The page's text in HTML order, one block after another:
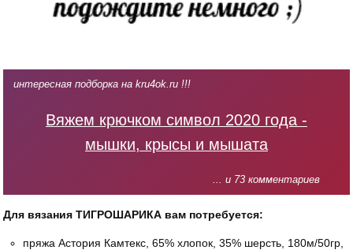
интересная подборка на kru4ok.ru !!!
Вяжем крючком символ 2020 года -
мышки, крысы и мышата
... и 73 комментариев
Для вязания ТИГРОШАРИКА вам потребуется:
пряжа Астория Камтекс, 65% хлопок, 35% шерсть, 180м/50гр,